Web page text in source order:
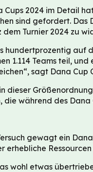
Cups 2024 im Detail
sind gefordert.
Turnier 2024 zu
hundertprozentig auf
1.114 Teams teil,
sagt Dana Cup
dieser
während des Dana
gewagt ein
erhebliche
wohl etwas